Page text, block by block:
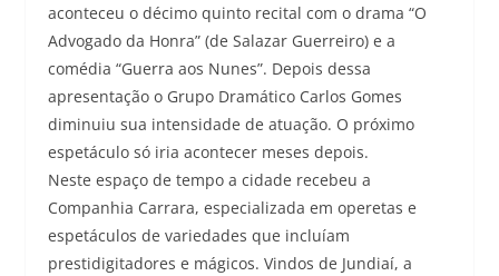
aconteceu o décimo quinto recital com o drama “O
Advogado da Honra” (de Salazar Guerreiro) e a
comédia “Guerra aos Nunes”. Depois dessa
apresentação o Grupo Dramático Carlos Gomes
diminuiu sua intensidade de atuação. O próximo
espetáculo só iria acontecer meses depois.
Neste espaço de tempo a cidade recebeu a
Companhia Carrara, especializada em operetas e
espetáculos de variedades que incluíam
prestidigitadores e mágicos. Vindos de Jundiaí, a